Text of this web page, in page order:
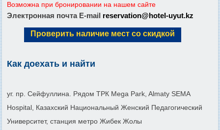
Возможна при бронировании на нашем сайте
Электронная почта E-mail reservation@hotel-uyut.kz
Проверить наличие мест со скидкой
Как доехать и найти
уг. пр. Сейфуллина. Рядом ТРК Mega Park, Almaty SEMA
Hospital, Казахский Национальный Женский Педагогический
Университет, станция метро Жибек Жолы